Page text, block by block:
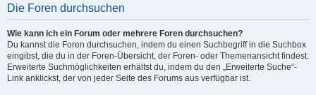
Die Foren durchsuchen
Wie kann ich ein Forum oder mehrere Foren durchsuchen?
Du kannst die Foren durchsuchen, indem du einen Suchbegriff in die Suchbox
eingibst, die du in der Foren-Übersicht, der Foren- oder Themenansicht findest.
Erweiterte Suchmöglichkeiten erhältst du, indem du den „Erweiterte Suche“-
Link anklickst, der von jeder Seite des Forums aus verfügbar ist.